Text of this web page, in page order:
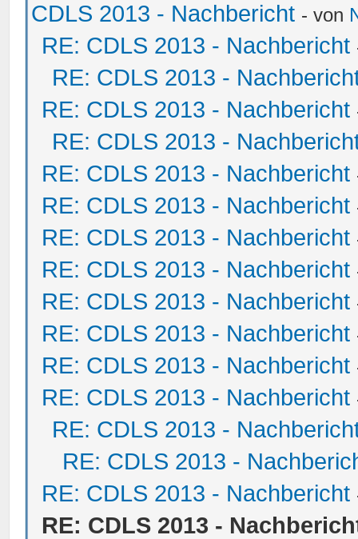
CDLS 2013 - Nachbericht - von
RE: CDLS 2013 - Nachbericht
RE: CDLS 2013 -
RE: CDLS 2013 - Nachbericht
RE: CDLS 2013 -
RE: CDLS 2013 - Nachbericht
RE: CDLS 2013 - Nachbericht
RE: CDLS 2013 - Nachbericht
RE: CDLS 2013 - Nachbericht
RE: CDLS 2013 - Nachbericht
RE: CDLS 2013 - Nachbericht
RE: CDLS 2013 - Nachbericht
RE: CDLS 2013 - Nachbericht
RE: CDLS 2013 -
RE: CDLS 2013 -
RE: CDLS 2013 - Nachbericht
RE: CDLS 2013 -